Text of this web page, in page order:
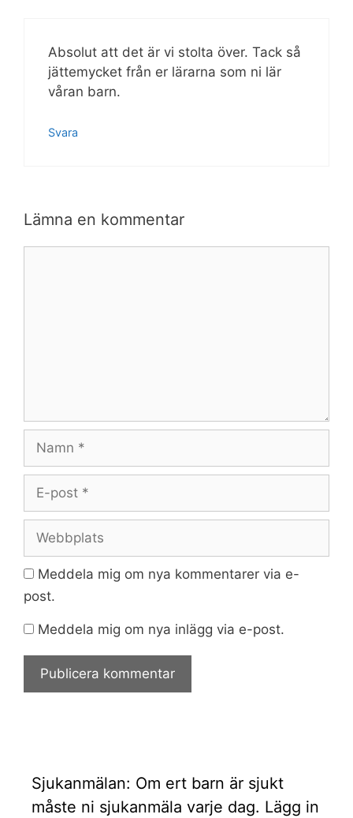
Absolut att det är vi stolta över. Tack så
jättemycket från er lärarna som ni lär
våran barn.
Svara
Lämna en kommentar
Namn
Webbplats
Meddela mig om nya kommentarer via e-
post.
Meddela mig om nya inlägg via e-post.
Sjukanmälan: Om ert barn är sjukt
måste ni sjukanmäla varje dag. Lägg in